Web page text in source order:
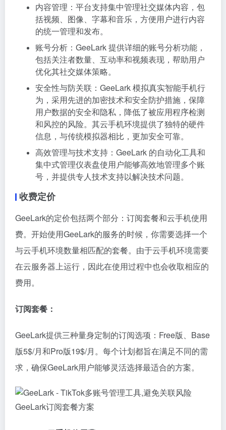
内容管理：平台支持集中管理社交媒体内容，包
括视频、图像、字幕和音乐，方便用户进行内容
的统一管理和发布。
账号分析：GeeLark 提供详细的账号分析功能，
包括关注者数量、互动率和视频表现，帮助用户
优化其社交媒体策略。
安全性与防关联：GeeLark 模拟真实智能手机行
为，采用先进的加密技术和安全防护措施，保障
用户数据的安全和隐私，降低了被应用程序检测
和风控的风险。其云手机环境提供了独特的硬件
信息，与传统模拟器相比，更加安全可靠。
高效管理与技术支持：GeeLark 的自动化工具和
集中式管理仪表盘使用户能够高效地管理多个账
号，并提供专人技术支持以解决技术问题。
收费定价
GeeLark的定价包括两个部分：订阅套餐和云手机使用
费。开始使用GeeLark的服务的时候，你需要选择一个
与云手机环境数量相匹配的套餐。由于云手机环境需要
在云服务器上运行，因此在使用过程中也会收取相应的
费用。
订阅套餐：
GeeLark提供三种量身定制的订阅选项：Free版、Base
版5$/月和Pro版19$/月。每个计划都旨在满足不同的需
求，确保GeeLark用户能够灵活选择最适合的方案。
GeeLark订阅套餐方案